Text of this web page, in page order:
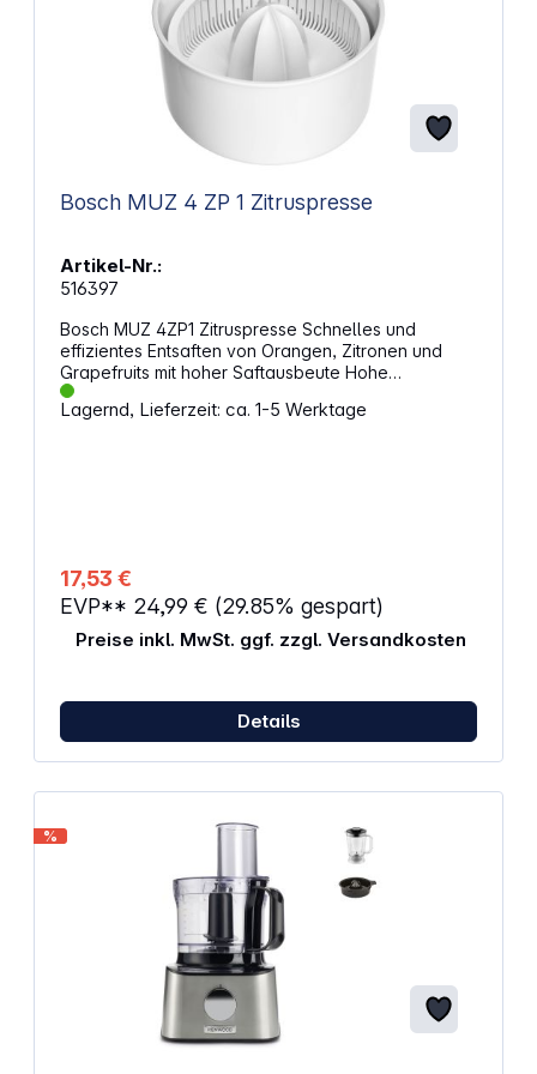
Bosch MUZ 4 ZP 1 Zitruspresse
Artikel-Nr.:
516397
Bosch MUZ 4ZP1 Zitruspresse Schnelles und
effizientes Entsaften von Orangen, Zitronen und
Grapefruits mit hoher Saftausbeute Hohe
Saftausbeute – praktisch in der Anwendung: der
Saft fließt direkt ins Glas Passend für MUM4
Lagernd, Lieferzeit: ca. 1-5 Werktage
17,53 €
EVP** 24,99 € (29.85% gespart)
Preise inkl. MwSt. ggf. zzgl. Versandkosten
Details
%